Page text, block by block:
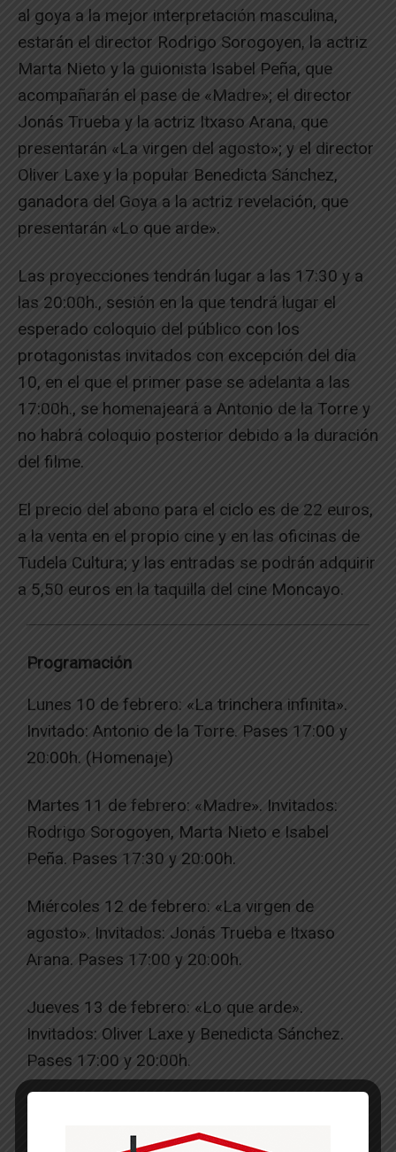
al goya a la mejor interpretación masculina,
estarán el director Rodrigo Sorogoyen, la actriz
Marta Nieto y la guionista Isabel Peña, que
acompañarán el pase de «Madre»; el director
Jonás Trueba y la actriz Itxaso Arana, que
presentarán «La virgen del agosto»; y el director
Oliver Laxe y la popular Benedicta Sánchez,
ganadora del Goya a la actriz revelación, que
presentarán «Lo que arde».
Las proyecciones tendrán lugar a las 17:30 y a
las 20:00h., sesión en la que tendrá lugar el
esperado coloquio del público con los
protagonistas invitados con excepción del día
10, en el que el primer pase se adelanta a las
17:00h., se homenajeará a Antonio de la Torre y
no habrá coloquio posterior debido a la duración
del filme.
El precio del abono para el ciclo es de 22 euros,
a la venta en el propio cine y en las oficinas de
Tudela Cultura; y las entradas se podrán adquirir
a 5,50 euros en la taquilla del cine Moncayo.
Programación
Lunes 10 de febrero: «La trinchera infinita».
Invitado: Antonio de la Torre. Pases 17:00 y
20:00h. (Homenaje)
Martes 11 de febrero: «Madre». Invitados:
Rodrigo Sorogoyen, Marta Nieto e Isabel
Peña. Pases 17:30 y 20:00h.
Miércoles 12 de febrero: «La virgen de
agosto». Invitados: Jonás Trueba e Itxaso
Arana. Pases 17:00 y 20:00h.
Jueves 13 de febrero: «Lo que arde».
Invitados: Oliver Laxe y Benedicta Sánchez.
Pases 17:00 y 20:00h.
guerra». Invitados: Karra Elejalde. Pases 17:00